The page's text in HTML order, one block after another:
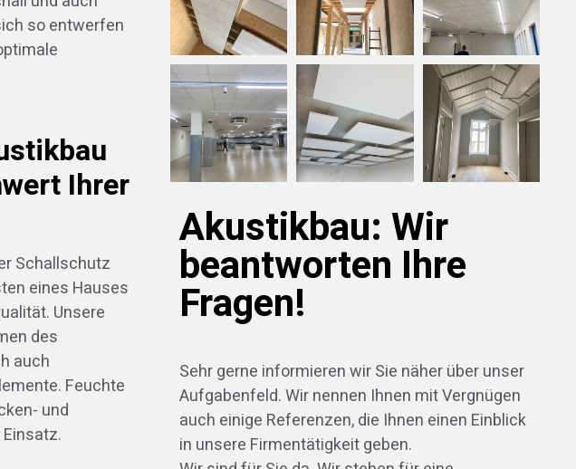
so entwerfen
Ihrer
Schallschutz
eines Hauses
Unsere
des
auch
Feuchte
und
Akustikbau: Wir
beantworten Ihre
Fragen!
Sehr gerne informieren wir Sie näher über unser
Aufgabenfeld. Wir nennen Ihnen mit Vergnügen
auch einige Referenzen, die Ihnen einen Einblick
in unsere Firmentätigkeit geben.